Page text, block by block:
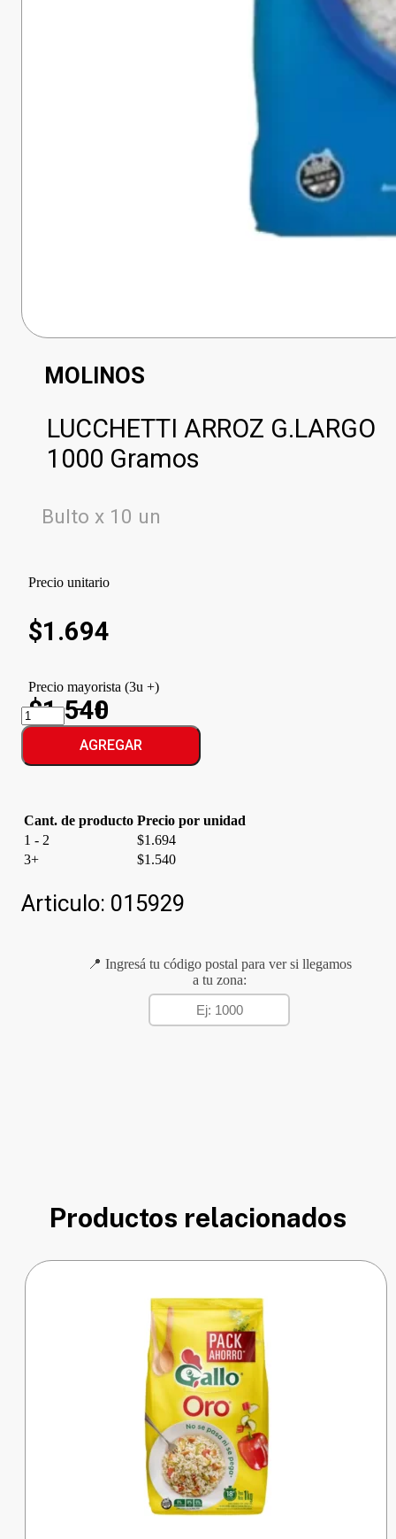
MOLINOS
LUCCHETTI ARROZ G.LARGO
1000 Gramos
Bulto x 10 un
Precio unitario
$1.694
Precio mayorista (3u +)
$1.540
LUCCHETTI
ARROZ
G.LARGOAGREGAR
Cant. de producto Precio por unidad
1 - 2
$1.694
3+
$1.540
Articulo: 015929
📍 Ingresá tu código postal para ver si llegamos
a tu zona:
Productos relacionados